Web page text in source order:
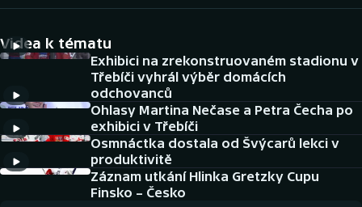
DALŠÍ SPORTY
Americký fotbal
Baseball a softbal
Basketbal
NEPŘEHLÉDNĚTE
Soutěže
Historické návraty
Videa k tématu
Exhibici na zrekonstruovaném stadionu v
Třebíči vyhrál výběr domácích
odchovanců
Ohlasy Martina Nečase a Petra Čecha po
exhibici v Třebíči
Osmnáctka dostala od Švýcarů lekci v
produktivitě
Záznam utkání Hlinka Gretzky Cupu
Finsko – Česko